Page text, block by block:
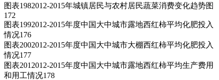
图表1982012-2015年城镇居民与农村居民蔬菜消费变化趋势图
172
图表1992012-2015年度中国大中城市露地西红柿平均化肥投入
情况176
图表2002012-2015年度中国大中城市大棚西红柿平均化肥投入
情况177
图表2012012-2015年度中国大中城市露地西红柿平均生产费用
和用工情况178